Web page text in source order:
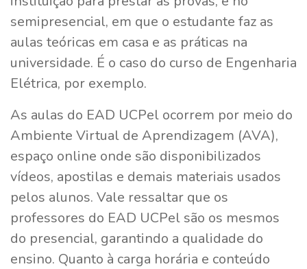
semipresencial, em que o estudante faz as
aulas teóricas em casa e as práticas na
universidade. É o caso do curso de Engenharia
Elétrica, por exemplo.
As aulas do EAD UCPel ocorrem por meio do
Ambiente Virtual de Aprendizagem (AVA),
espaço online onde são disponibilizados
vídeos, apostilas e demais materiais usados
pelos alunos. Vale ressaltar que os
professores do EAD UCPel são os mesmos
do presencial, garantindo a qualidade do
ensino. Quanto à carga horária e conteúdo